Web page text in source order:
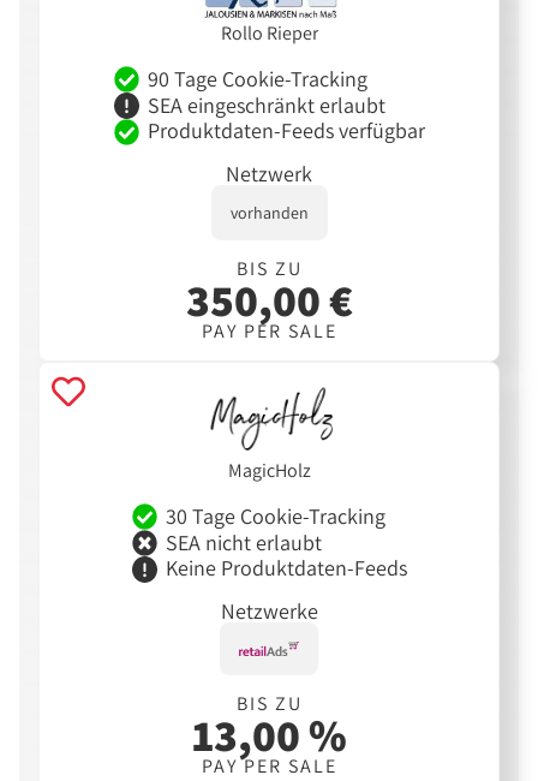
Rollo Rieper
90 Tage Cookie-Tracking
SEA eingeschränkt erlaubt
Produktdaten-Feeds verfügbar
Netzwerk
vorhanden
BIS ZU
350,00 €
PAY PER SALE
MagicHolz
30 Tage Cookie-Tracking
SEA nicht erlaubt
Keine Produktdaten-Feeds
Netzwerke
BIS ZU
13,00 %
PAY PER SALE